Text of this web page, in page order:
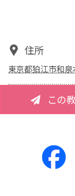
住所
東京都狛江市和
この